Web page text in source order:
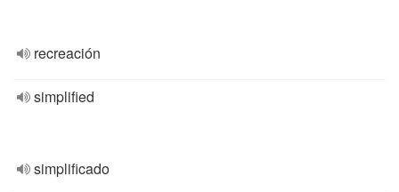
recreación
simplified
simplificado